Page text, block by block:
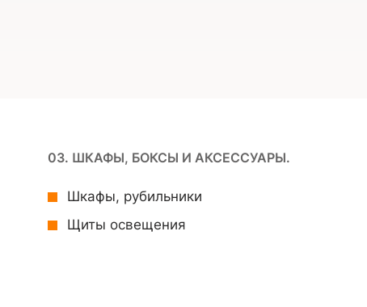
03. ШКАФЫ, БОКСЫ И АКСЕССУАРЫ.
Шкафы, рубильники
Щиты освещения